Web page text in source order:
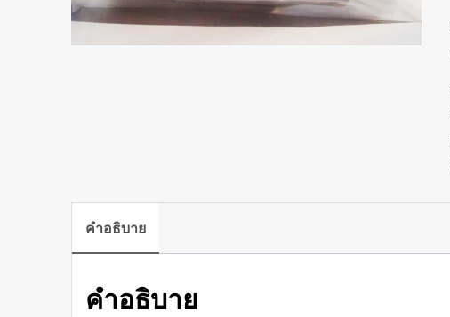
คำอธิบาย
คำอธิบาย